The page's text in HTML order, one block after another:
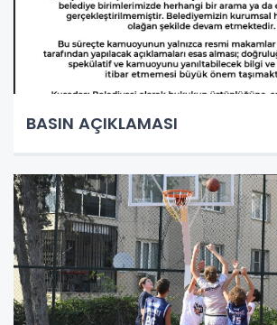
BASIN AÇIKLAMASI